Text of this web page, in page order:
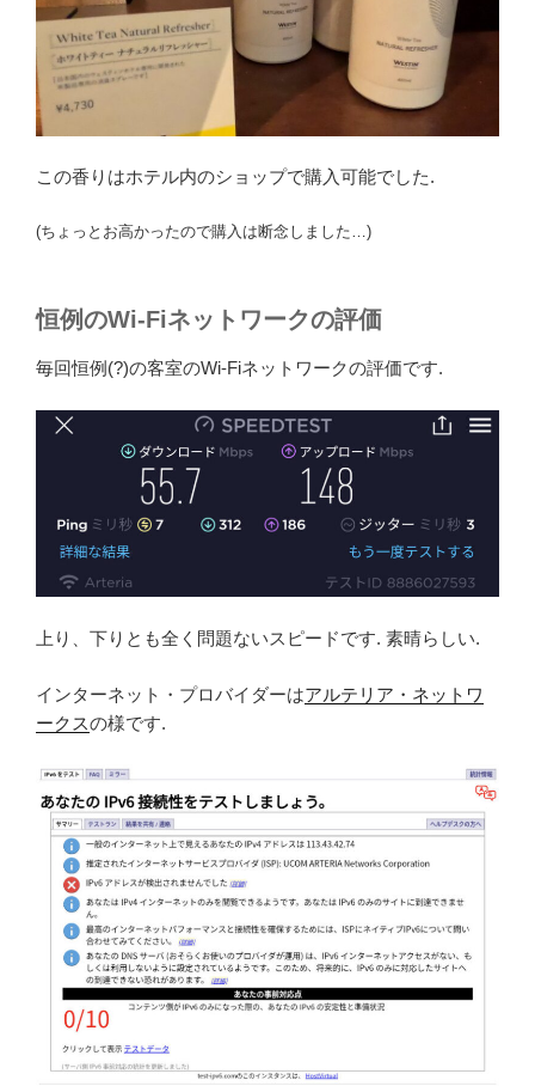
この香りはホテル内のショップで購入可能でした.
(ちょっとお高かったので購入は断念しました…)
恒例のWi-Fiネットワークの評価
毎回恒例(?)の客室のWi-Fiネットワークの評価です.
上り、下りとも全く問題ないスピードです. 素晴らしい.
インターネット・プロバイダーはアルテリア・ネットワ
ークスの様です.